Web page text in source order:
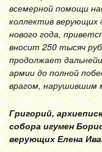
всемерной помощи
коллектив верующих
нового года,
вносит 250 тысяч
продолжает
армии до полной
врагом, нарушившим
Григорий,
собора игумен
верующих Елена